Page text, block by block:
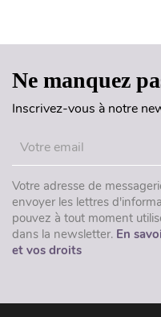
Ne manquez
Inscrivez-vous à notre
Votre adresse de
envoyer les lettres
pouvez à tout moment
dans la newsletter. En
et vos droits